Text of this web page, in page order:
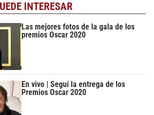
INTERESAR
Las mejores fotos de la gala de los
premios Oscar 2020
En vivo | Seguí la entrega de los
Premios Oscar 2020